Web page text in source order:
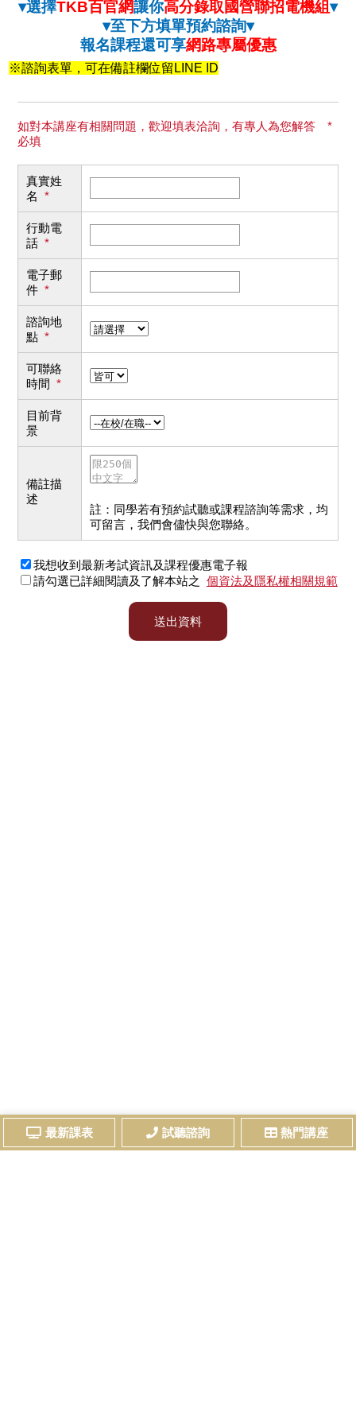
最新課表 試聽諮詢 熱門講座
▾選擇TKB百官網讓你高分錄取國營聯招電機組▾
▾至下方填單預約諮詢▾
報名課程還可享網路專屬優惠
※諮詢表單，可在備註欄位留LINE ID
如對本講座有相關問題，歡迎填表洽詢，有專人為您解答 *
必填
真實姓
名 *
行動電
話 *
電子郵
件 *
諮詢地
點 *
可聯絡
時間 *
目前背
景
備註描
述
註：同學若有預約試聽或課程諮詢等需求，均
可留言，我們會儘快與您聯絡。
我想收到最新考試資訊及課程優惠電子報
請勾選已詳細閱讀及了解本站之 個資法及隱私權相關規範
送出資料